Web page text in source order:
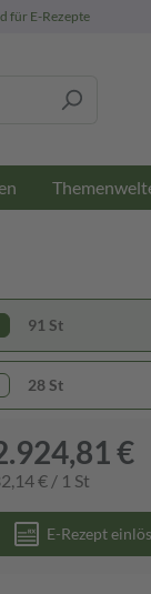
für E-Rezepte
91 St
28 St
€
€ / 1 St
E-Rezept